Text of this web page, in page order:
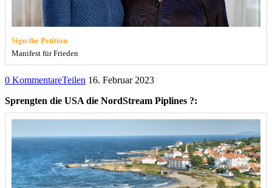
Sign the Petition
Manifest für Frieden
0 KommentareTeilen 16. Februar 2023
Sprengten die USA die NordStream Piplines ?: